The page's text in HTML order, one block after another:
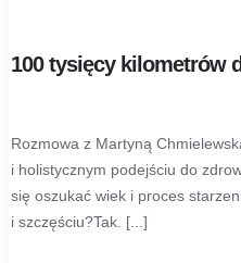
100 tysięcy kilometrów
Rozmowa z Martyną
i holistycznym podejściu do
się oszukać wiek i proces
i szczęściu?Tak. [...]